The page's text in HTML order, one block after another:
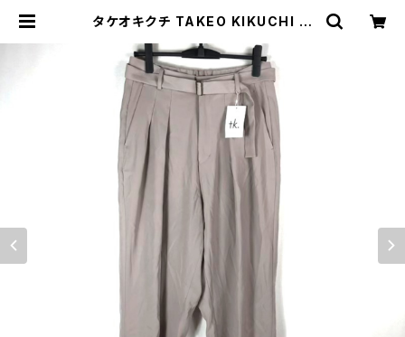
タケオキクチ TAKEO KIKUCHI パ
98127 | Ethical Store